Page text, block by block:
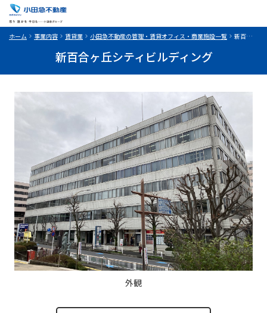
ホーム 事業内容 賃貸業 小田急不動産の管理・賃貸オフィス・商業施設一覧 新百合ヶ丘シティビルディング
新百合ヶ丘シティビルディング
外観